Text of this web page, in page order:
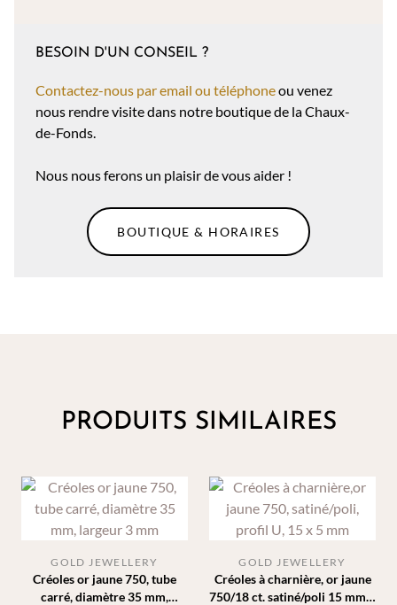
BESOIN D'UN CONSEIL ?
Contactez-nous par email ou téléphoneou venez
nous rendre visite dans notre boutique de la Chaux-
de-Fonds.
Nous nous ferons un plaisir de vous aider !
BOUTIQUE & HORAIRES
PRODUITS SIMILAIRES
Créoles or jaune 750, tube
carré, diamètre 35 mm,
GOLD JEWELLERY
Créoles à charnière, or jaune
750/18 ct. satiné/poli 15 mm 5
GOLD JEWELLERY